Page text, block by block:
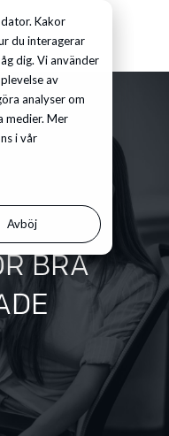
Kakor
du interagerar
dig. Vi använder
av
analyser om
medier. Mer
i vår
Avböj
BRA